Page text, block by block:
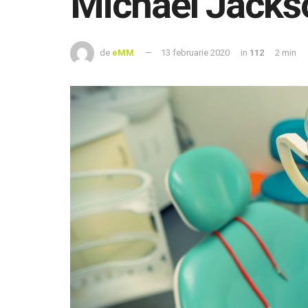
de eMM 13 februarie 2020 in 112 2 min